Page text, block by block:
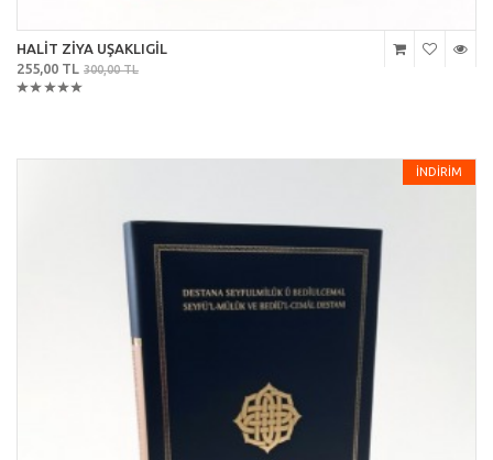
HALİT ZİYA UŞAKLIGİL
255,00 TL 300,00 TL
İNDİRİM